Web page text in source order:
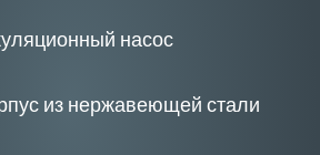
насос
из нержавеющей стали